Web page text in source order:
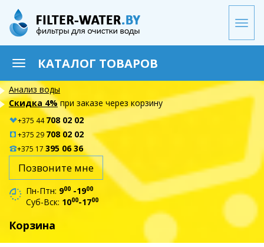
Перейти
основному
содержанию
ToggleКАТАЛОГ ТОВАРОВ
Анализ воды
Скидка 4%при заказе через корзину
+375 44708 02 02
+375 29 708 02 02
+375 17 395 06 36
Позвоните мне
Пн-Птн: 900 -1900
Суб-Вск: 1000-1700
Корзина